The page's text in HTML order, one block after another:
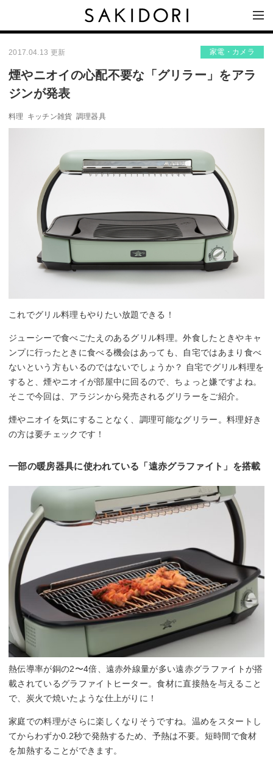
2017.04.13 更新 家電・カメラ
煙やニオイの心配不要な「グリラー」をアラ
ジンが発表
料理 キッチン雑貨 調理器具
これでグリル料理もやりたい放題できる！
ジューシーで食べごたえのあるグリル料理。外食したときやキャ
ンプに行ったときに食べる機会はあっても、自宅ではあまり食べ
ないという方もいるのではないでしょうか？ 自宅でグリル料理を
すると、煙やニオイが部屋中に回るので、ちょっと嫌ですよね。
そこで今回は、アラジンから発売されるグリラーをご紹介。
煙やニオイを気にすることなく、調理可能なグリラー。料理好き
の方は要チェックです！
一部の暖房器具に使われている「遠赤グラファイト」を搭載
熱伝導率が銅の2〜4倍、遠赤外線量が多い遠赤グラファイトが搭
載されているグラファイトヒーター。食材に直接熱を与えること
で、炭火で焼いたような仕上がりに！
家庭での料理がさらに楽しくなりそうですね。温めをスタートし
てからわずか0.2秒で発熱するため、予熱は不要。短時間で食材
を加熱することができます。